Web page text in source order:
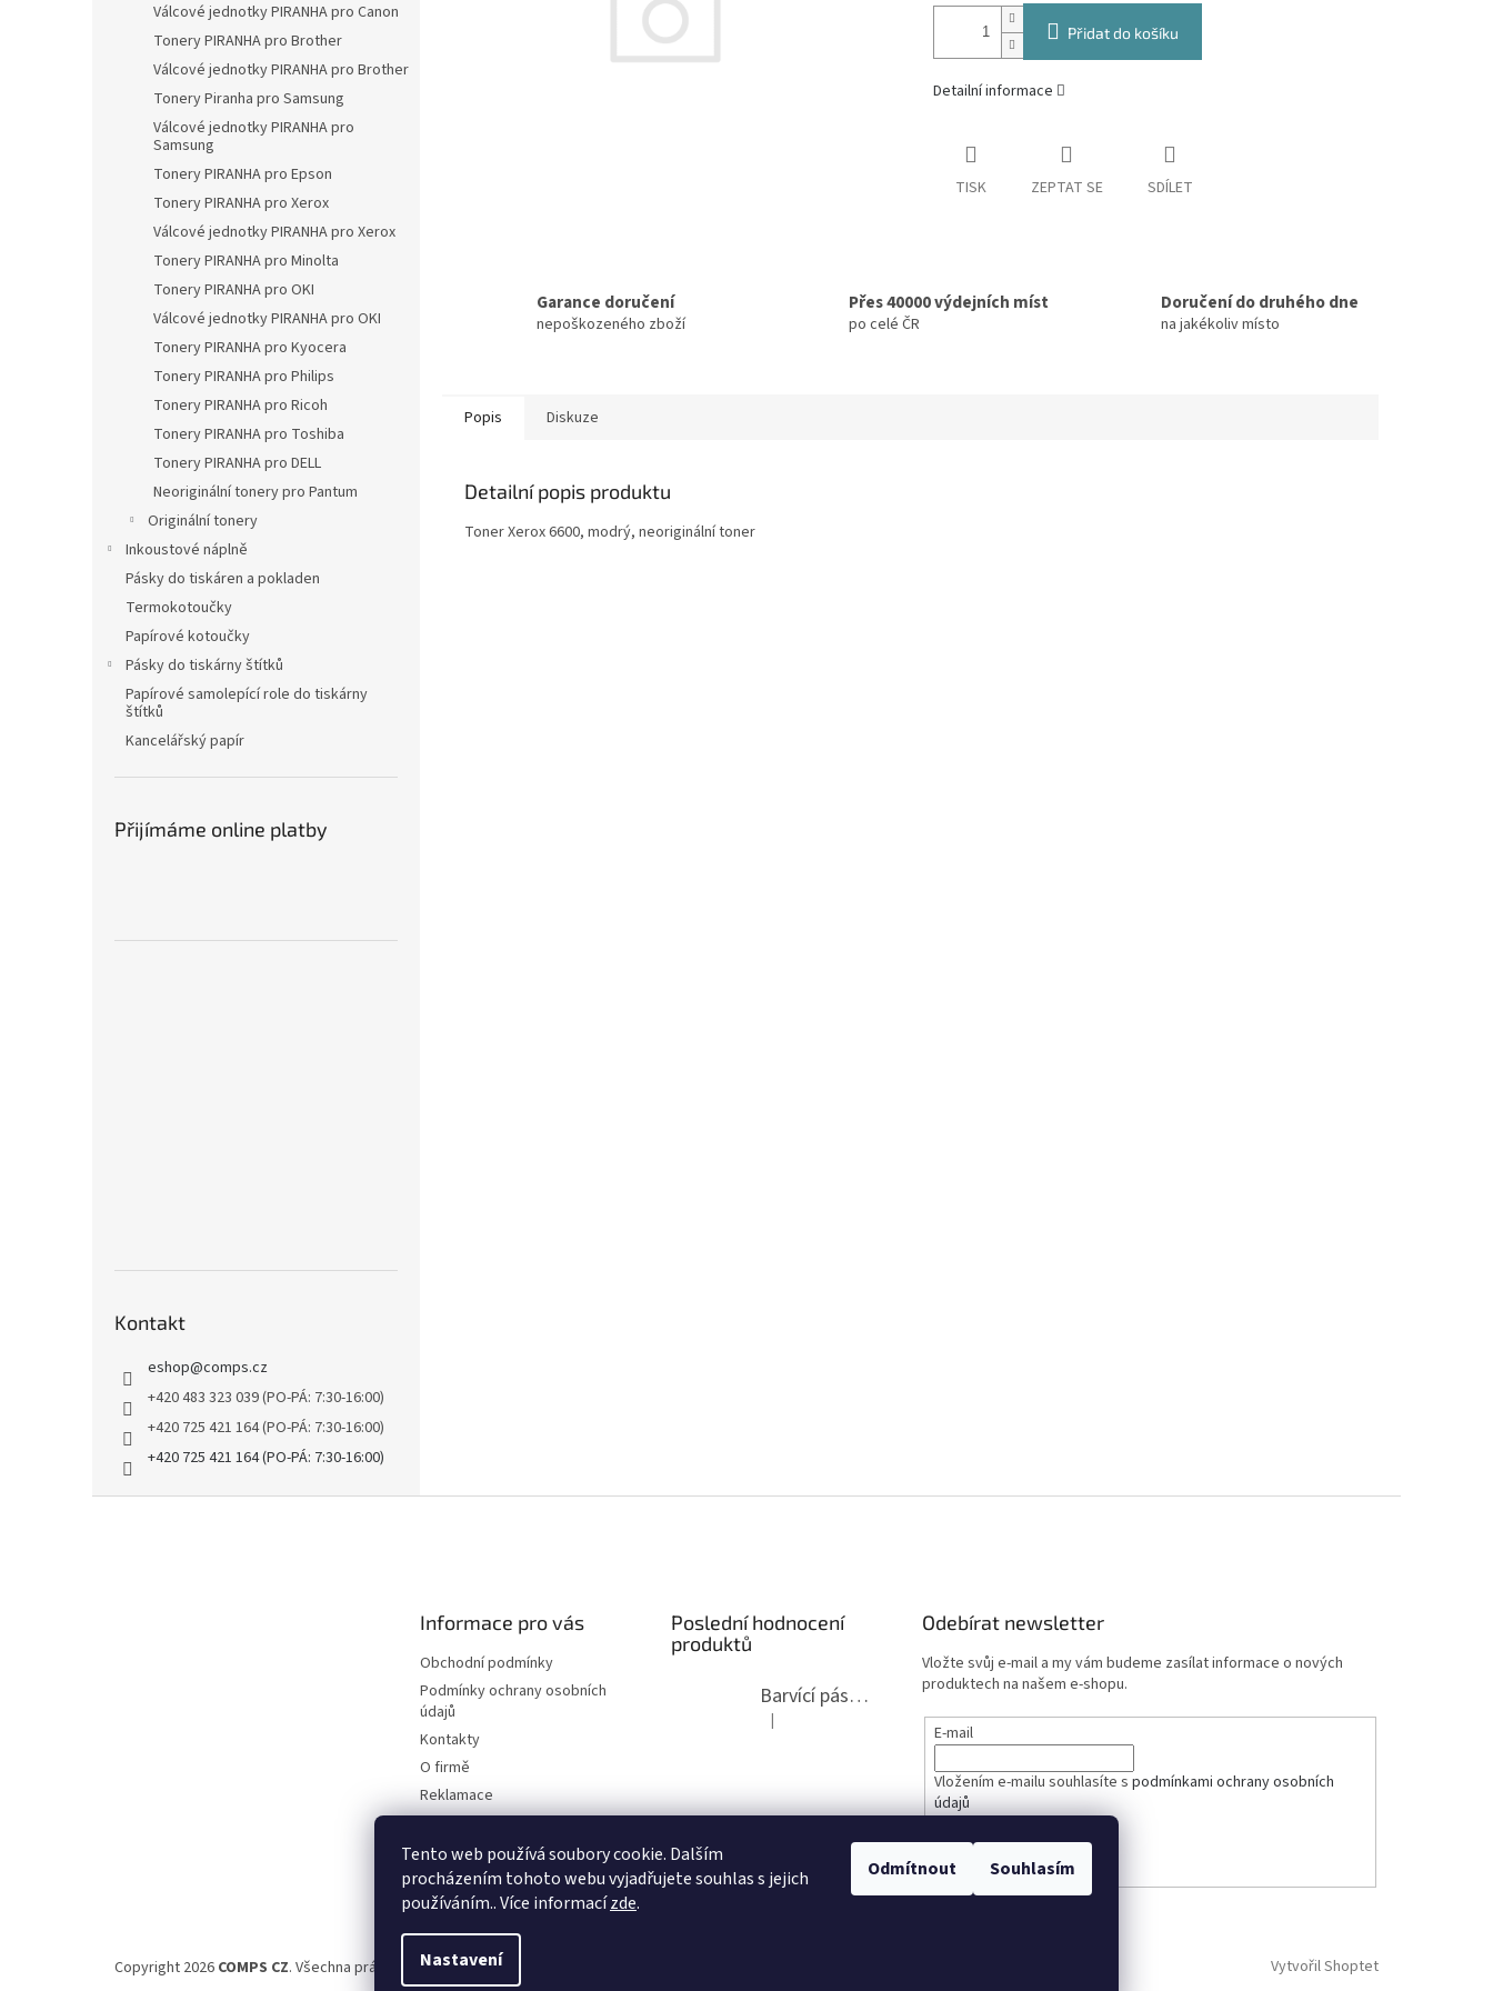
Tento web používá soubory cookie. Dalším
procházením tohoto webu vyjadřujete souhlas s jejich
používáním.. Více informacízde.
Nastavení
Odmítnout Souhlasím
Válcové jednotky PIRANHA pro Canon
Tonery PIRANHA pro Brother
Válcové jednotky PIRANHA pro Brother
Tonery Piranha pro Samsung
Válcové jednotky PIRANHA pro
Samsung
Tonery PIRANHA pro Epson
Tonery PIRANHA pro Xerox
Válcové jednotky PIRANHA pro Xerox
Tonery PIRANHA pro Minolta
Tonery PIRANHA pro OKI
Válcové jednotky PIRANHA pro OKI
Tonery PIRANHA pro Kyocera
Tonery PIRANHA pro Philips
Tonery PIRANHA pro Ricoh
Tonery PIRANHA pro Toshiba
Tonery PIRANHA pro DELL
Neoriginální tonery pro Pantum
Originální tonery
Inkoustové náplně
Pásky do tiskáren a pokladen
Termokotoučky
Papírové kotoučky
Pásky do tiskárny štítků
Papírové samolepící role do tiskárny
štítků
Kancelářský papír
Přijímáme online platby
Kontakt
eshop@comps.cz
+420 483 323 039 (PO-PÁ: 7:30-16:00)
+420 725 421 164 (PO-PÁ: 7:30-16:00)
+420 725 421 164 (PO-PÁ: 7:30-16:00)
Přidat do košíku
Detailní informace
TISK ZEPTAT SE SDÍLET
Garance doručení
nepoškozeného zboží
Přes 40000 výdejních míst
po celé ČR
Doručení do druhého dne
na jakékoliv místo
Popis Diskuze
Detailní popis produktu
Toner Xerox 6600, modrý, neoriginální toner
Informace pro vás
Obchodní podmínky
Podmínky ochrany osobních
údajů
Kontakty
O firmě
Reklamace
Elektromobilita 2020
Certifikáty
Možnosti dopravy
Poslední hodnocení
produktů
Barvící páska pro psací stroje DIN 1, DIN 13/10, LAND, PA červenočerná
Hodnocení produktu je 5 z 5 hvězdiček.
|
Odebírat newsletter
Vložte svůj e-mail a my vám budeme zasílat informace o nových
produktech na našem e-shopu.
E-mail
Vložením e-mailu souhlasíte spodmínkami ochrany osobních
údajů
Vytvořil Shoptet
Copyright 2026 COMPS CZ. Všechna práva vyhrazena.